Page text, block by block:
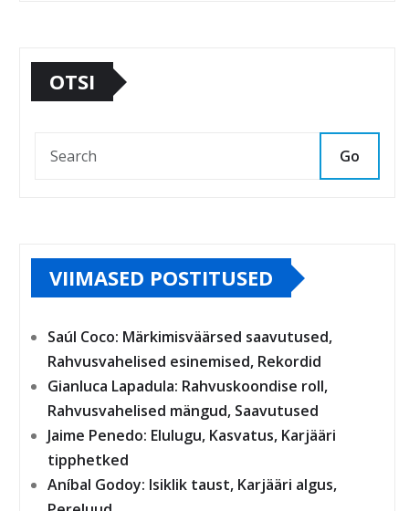
OTSI
Go
VIIMASED POSTITUSED
Saúl Coco: Märkimisväärsed saavutused,
Rahvusvahelised esinemised, Rekordid
Gianluca Lapadula: Rahvuskoondise roll,
Rahvusvahelised mängud, Saavutused
Jaime Penedo: Elulugu, Kasvatus, Karjääri
tipphetked
Aníbal Godoy: Isiklik taust, Karjääri algus,